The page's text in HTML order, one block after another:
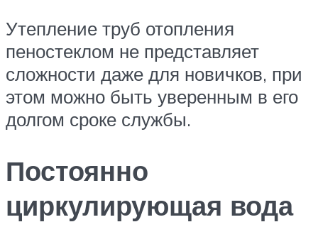
Утепление труб отопления
пеностеклом не представляет
сложности даже для новичков, при
этом можно быть уверенным в его
долгом сроке службы.
Постоянно
циркулирующая вода